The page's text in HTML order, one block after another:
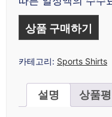
격:
₩11,610.
격:
상품 구매하기
카테고리: Sports Shirts
설명 상품